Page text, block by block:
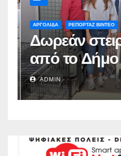
ΑΡΓΟΛΙΔΑ ΡΕΠΟΡΤΑΖ ΒΙΝΤΕΟ
Δωρεάν
από το Δήμο
ADMIN